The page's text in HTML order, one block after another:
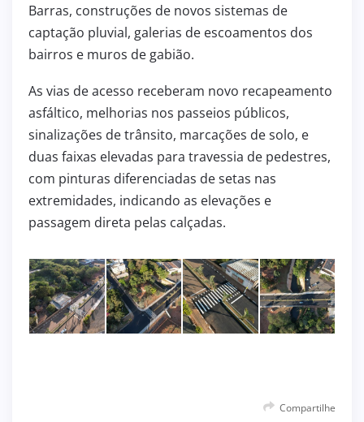
Barras, construções de novos sistemas de
captação pluvial, galerias de escoamentos dos
bairros e muros de gabião.
As vias de acesso receberam novo recapeamento
asfáltico, melhorias nos passeios públicos,
sinalizações de trânsito, marcações de solo, e
duas faixas elevadas para travessia de pedestres,
com pinturas diferenciadas de setas nas
extremidades, indicando as elevações e
passagem direta pelas calçadas.
Compartilhe